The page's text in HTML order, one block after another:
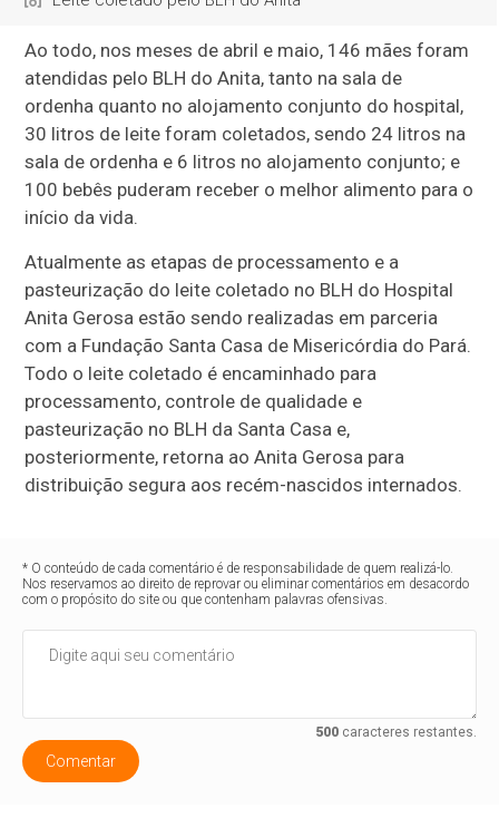
Ao todo, nos meses de abril e maio, 146 mães foram
atendidas pelo BLH do Anita, tanto na sala de
ordenha quanto no alojamento conjunto do hospital,
30 litros de leite foram coletados, sendo 24 litros na
sala de ordenha e 6 litros no alojamento conjunto; e
100 bebês puderam receber o melhor alimento para o
início da vida.
Atualmente as etapas de processamento e a
pasteurização do leite coletado no BLH do Hospital
Anita Gerosa estão sendo realizadas em parceria
com a Fundação Santa Casa de Misericórdia do Pará.
Todo o leite coletado é encaminhado para
processamento, controle de qualidade e
pasteurização no BLH da Santa Casa e,
posteriormente, retorna ao Anita Gerosa para
distribuição segura aos recém-nascidos internados.
* O conteúdo de cada comentário é de responsabilidade de quem realizá-lo.
Nos reservamos ao direito de reprovar ou eliminar comentários em desacordo
com o propósito do site ou que contenham palavras ofensivas.
500caracteres restantes.
Comentar